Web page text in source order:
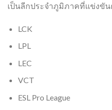
เป็นลีกประจำภูมิภาคที่แข่งขั
LCK
LPL
LEC
VCT
ESL Pro League